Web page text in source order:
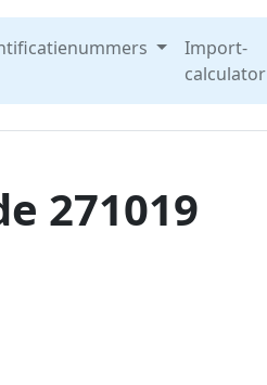
Import-
calculator
271019